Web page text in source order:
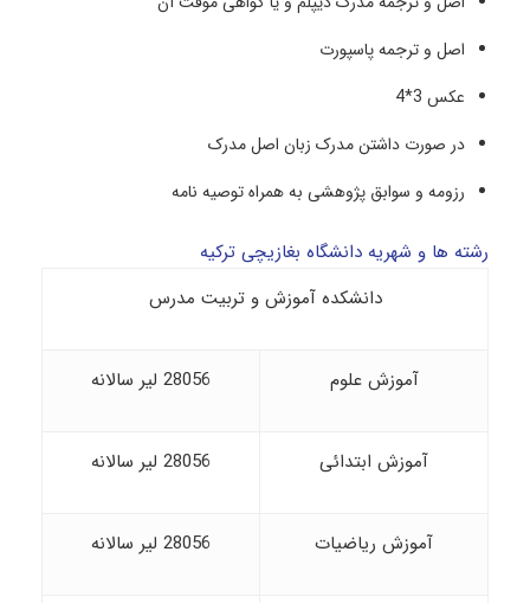
اصل و ترجمه پاسپورت
عکس 3*4
در صورت داشتن مدرک زبان اصل مدرک
رزومه و سوابق پژوهشی به همراه توصیه نامه
رشته ها و شهریه دانشگاه بغازیچی ترکیه
دانشکده آموزش و تربیت مدرس
آموزش علوم 28056 لیر سالانه
آموزش ابتدائی 28056 لیر سالانه
آموزش ریاضیات 28056 لیر سالانه